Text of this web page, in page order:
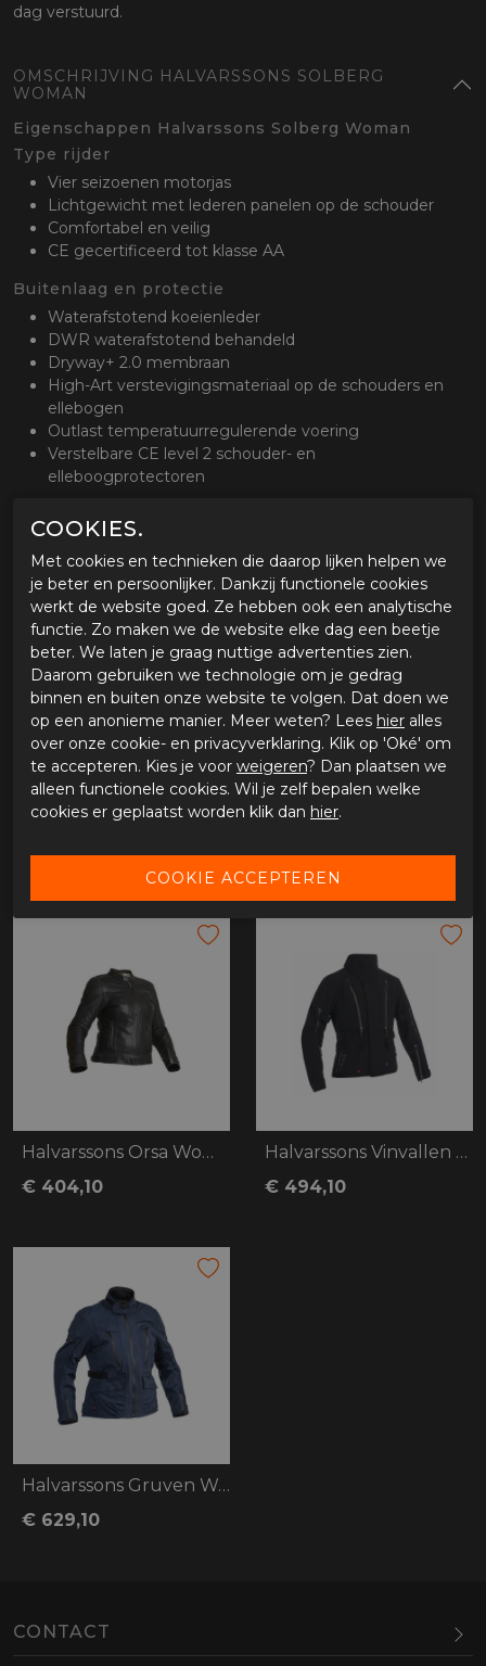
dag verstuurd.
OMSCHRIJVING HALVARSSONS SOLBERG
WOMAN
Eigenschappen Halvarssons Solberg Woman
Type rijder
Vier seizoenen motorjas
Lichtgewicht met lederen panelen op de schouder
Comfortabel en veilig
CE gecertificeerd tot klasse AA
Buitenlaag en protectie
Waterafstotend koeienleder
DWR waterafstotend behandeld
Dryway+ 2.0 membraan
High-Art verstevigingsmateriaal op de schouders en
ellebogen
Outlast temperatuurregulerende voering
Verstelbare CE level 2 schouder- en
elleboogprotectoren
Ventilatieritsen op de borst en op de mouwen
Open-rug ventilatie
Comfort
Lange bevestigingsrits voor aan de broek
Uitgerust met veel stretchpanelen voor een optimale
pasvorm
Optioneel
Voorbereid op borst- en rugprotector
Beschikbaar in het lichtgrijs maat 36 tot en met 46,
grijs/zwart 34 tot en met 48
GERELATEERDE PRODUCTEN
Halvarssons Orsa Woman
€ 404,10
Halvarssons Vinvallen Dames
€ 494,10
Halvarssons Gruven Woman
€ 629,10
CONTACT
COOKIES.
Met cookies en technieken die daarop lijken helpen we
je beter en persoonlijker. Dankzij functionele cookies
werkt de website goed. Ze hebben ook een analytische
functie. Zo maken we de website elke dag een beetje
beter. We laten je graag nuttige advertenties zien.
Daarom gebruiken we technologie om je gedrag
binnen en buiten onze website te volgen. Dat doen we
op een anonieme manier. Meer weten? Lees hier alles
over onze cookie- en privacyverklaring. Klik op 'Oké' om
te accepteren. Kies je voor weigeren? Dan plaatsen we
alleen functionele cookies. Wil je zelf bepalen welke
cookies er geplaatst worden klik dan hier.